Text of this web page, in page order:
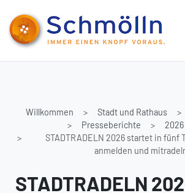
Willkommen Stadt und Rathaus
Presseberichte
2026
STADTRADELN 2026 startet in fünf
anmelden und
STADTRADELN